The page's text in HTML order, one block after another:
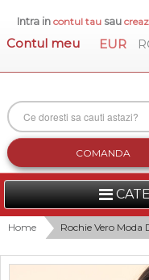
Intra in contul tausau
Contul meu EUR
COMANDA
FEMEI
BARBATI
Home Rochie Vero